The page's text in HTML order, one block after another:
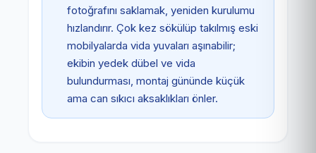
fotoğrafını saklamak, yeniden kurulumu
hızlandırır. Çok kez sökülüp takılmış eski
mobilyalarda vida yuvaları aşınabilir;
ekibin yedek dübel ve vida
bulundurması, montaj gününde küçük
ama can sıkıcı aksaklıkları önler.